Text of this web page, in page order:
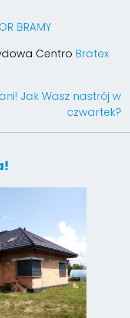
BRAMY
Centro Bratex
Jak Wasz nastrój w
czwartek?